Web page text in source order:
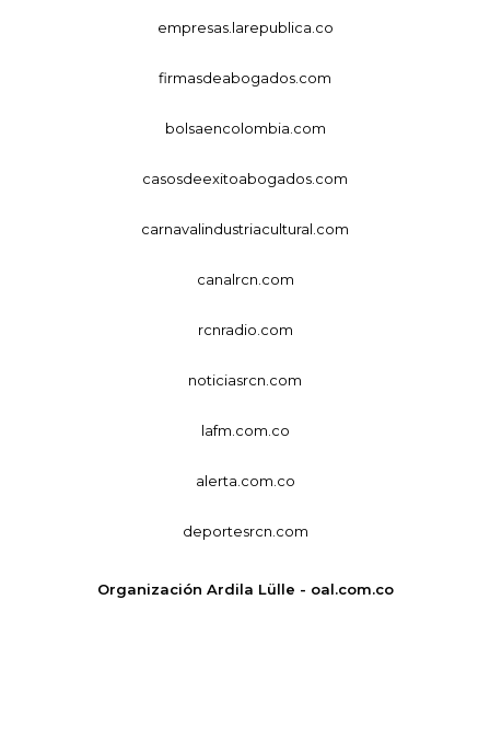
empresas.larepublica.co
firmasdeabogados.com
bolsaencolombia.com
casosdeexitoabogados.com
carnavalindustriacultural.com
canalrcn.com
rcnradio.com
noticiasrcn.com
lafm.com.co
alerta.com.co
deportesrcn.com
Organización Ardila Lülle - oal.com.co